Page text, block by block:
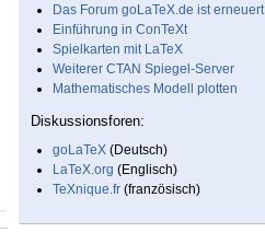
Das Forum goLaTeX.de ist erneuert
Einführung in ConTeXt
Spielkarten mit LaTeX
Weiterer CTAN Spiegel-Server
Mathematisches Modell plotten
Diskussionsforen:
goLaTeX (Deutsch)
LaTeX.org (Englisch)
TeXnique.fr (französisch)